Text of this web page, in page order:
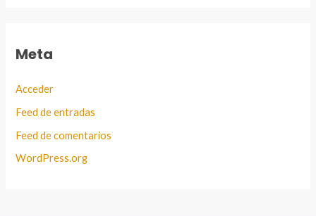
Meta
Acceder
Feed de entradas
Feed de comentarios
WordPress.org